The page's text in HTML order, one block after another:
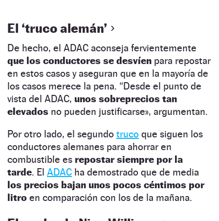
El ‘truco alemán’
De hecho, el ADAC aconseja fervientemente
que los conductores se desvíen para repostar
en estos casos y aseguran que en la mayoría de
los casos merece la pena. “Desde el punto de
vista del ADAC, unos sobreprecios tan
elevados no pueden justificarse», argumentan.
Por otro lado, el segundo truco que siguen los
conductores alemanes para ahorrar en
combustible es repostar siempre por la
tarde. El ADAC ha demostrado que de media
los precios bajan unos pocos céntimos por
litro en comparación con los de la mañana.